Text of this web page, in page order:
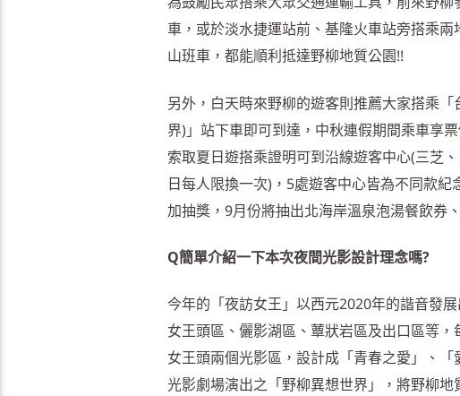
車，或於淡水捷運站前、基隆火車站旁搭乘
山班車，都能順利抵達野柳地質公園!!
另外，白天時來野柳的遊客則推薦大家搭乘
界)」站下車即可到達，中秋連假期間乘車享
索取夏日遊搭乘證明可到沿線遊客中心(三芝
日每人限換一次)，5處遊客中心皆為不同款
加抽獎，9月份將抽出北海岸溫泉泡湯餐飲券
Q簡單介紹一下本次夜間光影設計理念嗎?
今年的「夜訪女王」以西元2020年的諧音發
女王頭區、儷影湖區、蕈狀岩區及出口區等
女王頭兩個光影區，設計成「青春之愛」、
光影劇場演出之「野柳異想世界」，將野柳